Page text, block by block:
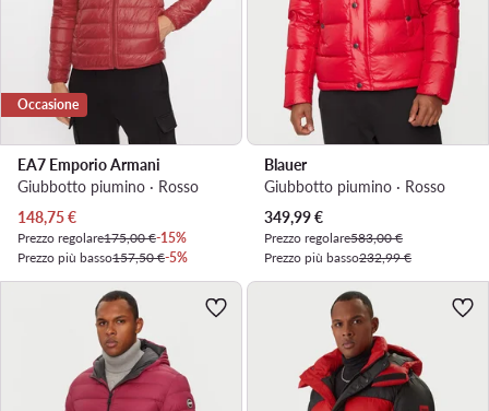
Occasione
EA7 Emporio Armani
Giubbotto piumino · Rosso
Prezzo attuale
148,75€
Prezzo regolare175,00 €-15%
Prezzo più basso157,50 €-5%
Blauer
Giubbotto piumino · Rosso
Prezzo attuale
349,99€
Prezzo regolare583,00 €
Prezzo più basso232,99 €